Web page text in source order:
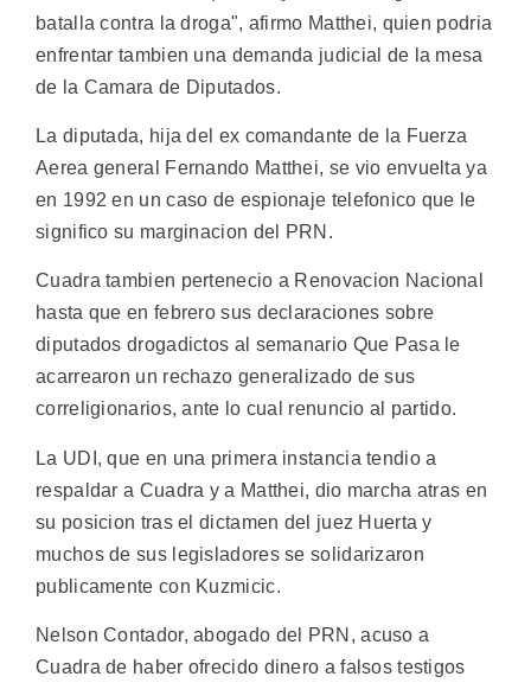
batalla contra la droga", afirmo Matthei, quien podria
enfrentar tambien una demanda judicial de la mesa
de la Camara de Diputados.
La diputada, hija del ex comandante de la Fuerza
Aerea general Fernando Matthei, se vio envuelta ya
en 1992 en un caso de espionaje telefonico que le
significo su marginacion del PRN.
Cuadra tambien pertenecio a Renovacion Nacional
hasta que en febrero sus declaraciones sobre
diputados drogadictos al semanario Que Pasa le
acarrearon un rechazo generalizado de sus
correligionarios, ante lo cual renuncio al partido.
La UDI, que en una primera instancia tendio a
respaldar a Cuadra y a Matthei, dio marcha atras en
su posicion tras el dictamen del juez Huerta y
muchos de sus legisladores se solidarizaron
publicamente con Kuzmicic.
Nelson Contador, abogado del PRN, acuso a
Cuadra de haber ofrecido dinero a falsos testigos